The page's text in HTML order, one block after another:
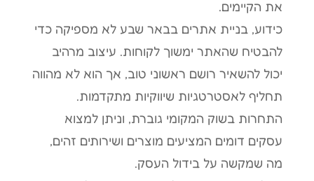
את הקיימים.
כידוע, בניית אתרים בבאר שבע לא מספיקה כדי
להבטיח שהאתר ימשוך לקוחות. עיצוב מרהיב
יכול להשאיר רושם ראשוני טוב, אך הוא לא מהווה
תחליף לאסטרטגיות שיווקיות מתקדמות.
התחרות בשוק המקומי גוברת, וניתן למצוא
עסקים דומים המציעים מוצרים ושירותים זהים,
מה שמקשה על בידול העסק.